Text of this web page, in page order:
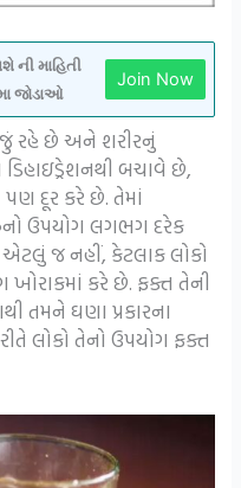
ની માહિતી
જોડાઓ
Join Now
રહે છે અને શરીરનું
બચાવે છે,
દૂર કરે છે. તેમાં
ઉપયોગ લગભગ દરેક
એટલું જ નહીં, કેટલાક લોકો
કરે છે. ફક્ત તેની
તમને ઘણા પ્રકારના
લોકો તેનો ઉપયોગ ફક્ત